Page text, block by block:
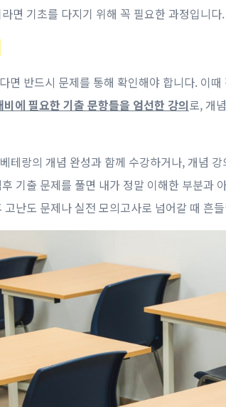
면 기초를 다지기 위해 꼭 필요한 과정입니다.
면 반드시 문제를 통해 확인해야 합니다. 이
비에 필요한 기출 문항들을 엄선한 강의로, 개
테랑의 개념 완성과 함께 수강하거나, 개념
기출 문제를 풀면 내가 정말 이해한 부분과
고난도 문제나 실전 모의고사로 넘어갈 때 흔